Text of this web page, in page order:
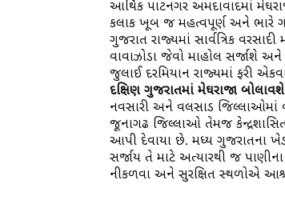
આર્થિક પાટનગર અમદાવાદમાં
કલાક ખૂબ જ મહત્વપૂર્ણ અને ભારે
ગુજરાત રાજ્યમાં સાર્વત્રિક
વાવાઝોડા જેવો માહોલ સર્જાશે
જુલાઈ દરમિયાન રાજ્યમાં ફરી
દક્ષિણ ગુજરાતમાં મેઘરાજા
નવસારી અને વલસાડ જિલ્લાઓમાં
જૂનાગઢ જિલ્લાઓ તેમજ
આપી દેવાયા છે. મધ્ય ગુજરાતના
સર્જાય તે માટે અત્યારથી જ
નીકળવા અને સુરક્ષિત સ્થળોએ